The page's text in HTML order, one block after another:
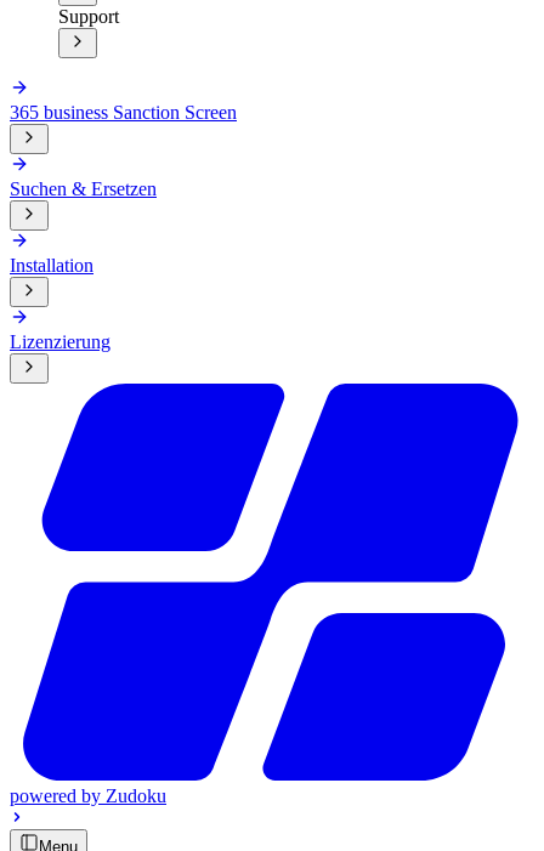
Support
365 business Sanction Screen
Suchen & Ersetzen
Installation
Lizenzierung
powered by Zudoku
Menu